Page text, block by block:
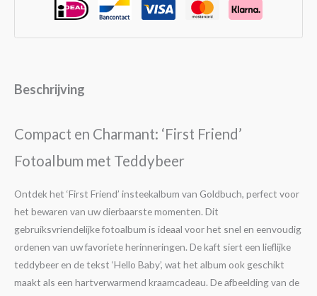
Beschrijving
Compact en Charmant: ‘First Friend’
Fotoalbum met Teddybeer
Ontdek het ‘First Friend’ insteekalbum van Goldbuch, perfect voor
het bewaren van uw dierbaarste momenten. Dit
gebruiksvriendelijke fotoalbum is ideaal voor het snel en eenvoudig
ordenen van uw favoriete herinneringen. De kaft siert een lieflijke
teddybeer en de tekst ‘Hello Baby’, wat het album ook geschikt
maakt als een hartverwarmend kraamcadeau. De afbeelding van de